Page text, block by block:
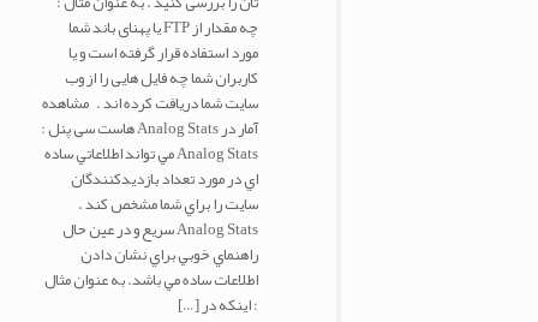
چه مقدار از FTP یا پهنای باند شما
مورد استفاده قرار گرفته است و یا
کاربران شما چه فایل هایی را از وب
سایت شما دریافت کرده اند . مشاهده
آمار در Analog Stats هاست سی پنل :
Analog Stats مي تواند اطلاعاتي ساده
اي در مورد تعداد بازديدكنندگان
سايت را براي شما مشخص كند .
Analog Stats سريع و در عين حال
راهنماي خوبي براي نشان دادن
اطلاعات ساده مي باشد. به عنوان مثال
: اینکه در[…]